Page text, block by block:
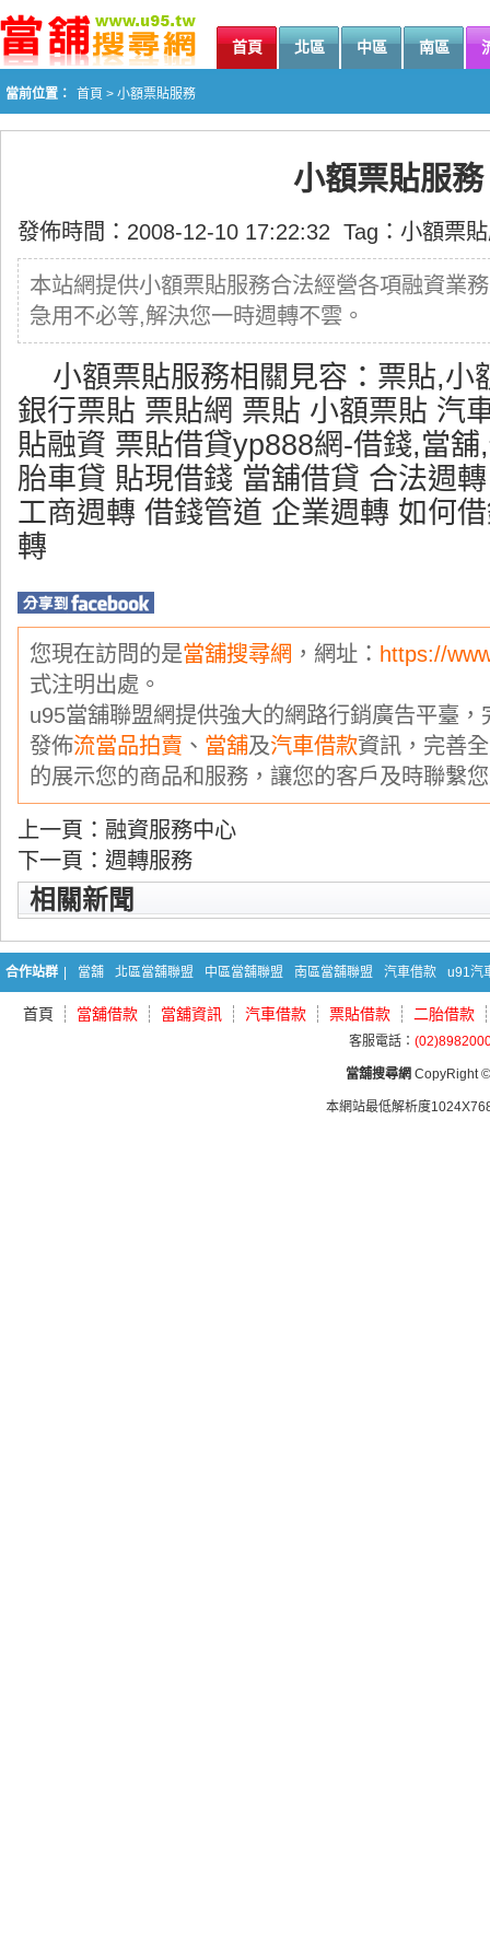
首頁 北區 中區 南區
當前位置： 首頁 > 小額票貼服務
小額票貼服務
發佈時間：2008-12-10 17:22:32 Tag： 小額票
本站網提供小額票貼服務合法經營各項融資業
急用不必等,解決您一時週轉不雲。
小額票貼服務相關見容：票貼,小
銀行票貼 票貼網 票貼 小額票貼 汽
貼融資 票貼借貸yp888網-借錢,當
胎車貸 貼現借錢 當舖借貸 合法週
工商週轉 借錢管道 企業週轉 如何
轉
您現在訪問的是當舖搜尋網 ，網址： https://
式注明出處。
u95當舖聯盟網提供強大的網路行銷廣告平臺
發佈流當品拍賣 、 當舖及汽車借款資訊，完善
的展示您的商品和服務，讓您的客戶及時聯繫
上一頁： 融資服務中心
下一頁： 週轉服務
相關新聞
合作站群 當舖 北區當舖聯盟 中區當舖聯盟 南區當舖聯盟 汽車借款 u91汽
首頁 當舖借款 當舖資訊 汽車借款 票貼借款 二胎借款
客服電話：
當舖搜尋網 CopyRight
本網站最低解析度